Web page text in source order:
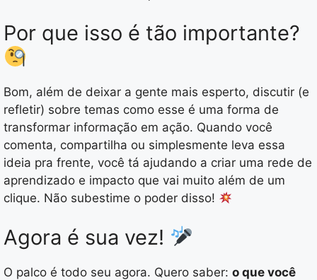
Por que isso é tão importante?
Bom, além de deixar a gente mais esperto, discutir (e
refletir) sobre temas como esse é uma forma de
transformar informação em ação. Quando você
comenta, compartilha ou simplesmente leva essa
ideia pra frente, você tá ajudando a criar uma rede de
aprendizado e impacto que vai muito além de um
clique. Não subestime o poder disso!
Agora é sua vez!
O palco é todo seu agora. Quero saber: o que você